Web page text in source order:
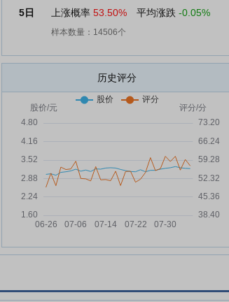
5日 上涨概率 53.50% 平均涨跌 -0.05%
样本数量：14506个
历史评分